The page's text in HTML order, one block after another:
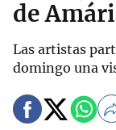
de
Las artistas
domingo una